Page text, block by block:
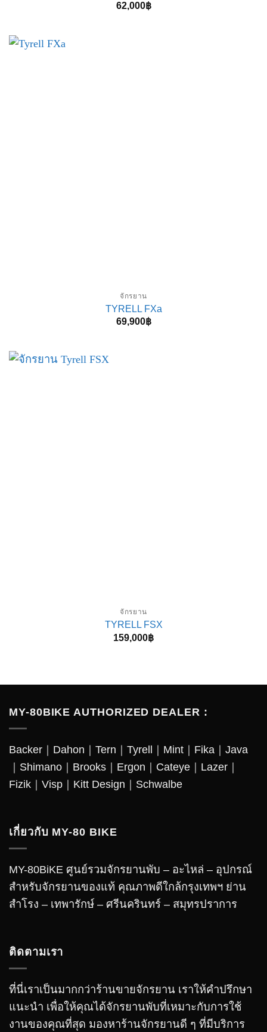
62,000฿
จักรยาน
TYRELL FXa
69,900฿
จักรยาน
TYRELL FSX
159,000฿
MY-80BIKE AUTHORIZED DEALER :
Backer ｜ Dahon ｜ Tern ｜ Tyrell ｜ Mint ｜ Fika ｜ Java
｜ Shimano ｜ Brooks ｜ Ergon ｜ Cateye ｜ Lazer ｜
Fizik｜Visp｜Kitt Design｜ Schwalbe
เกี่ยวกับ MY-80 BIKE
MY-80BiKE ศูนย์รวมจักรยานพับ – อะไหล่ – อุปกรณ์
สำหรับจักรยานของแท้ คุณภาพดีใกล้กรุงเทพฯ ย่าน
สำโรง – เทพารักษ์ – ศรีนครินทร์ – สมุทรปราการ
ติดตามเรา
ที่นี่เราเป็นมากกว่าร้านขายจักรยาน เราให้คำปรึกษา
แนะนำ เพื่อให้คุณได้จักรยานพับที่เหมาะกับการใช้
งานของคุณที่สุด มองหาร้านจักรยานดี ๆ ที่มีบริการ